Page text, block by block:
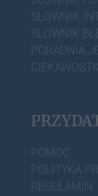
SŁOWNIK
SŁOWNIK
PORADNIA
POMOC
POLITYKA
REGULAMIN